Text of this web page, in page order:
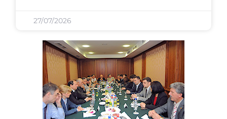
27/07/2026